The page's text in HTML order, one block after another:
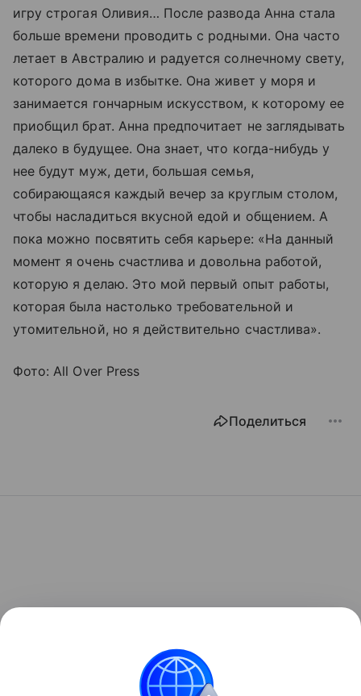
игру строгая Оливия… После развода Анна стала
больше времени проводить с родными. Она часто
летает в Австралию и радуется солнечному свету,
которого дома в избытке. Она живет у моря и
занимается гончарным искусством, к которому ее
приобщил брат. Анна предпочитает не заглядывать
далеко в будущее. Она знает, что когда-нибудь у
нее будут муж, дети, большая семья,
собирающаяся каждый вечер за круглым столом,
чтобы насладиться вкусной едой и общением. А
пока можно посвятить себя карьере: «На данный
момент я очень счастлива и довольна работой,
которую я делаю. Это мой первый опыт работы,
которая была настолько требовательной и
утомительной, но я действительно счастлива».
Фото: All Over Press
Поделиться